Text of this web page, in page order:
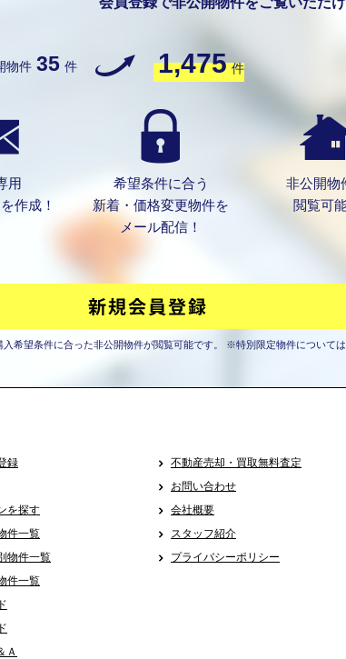
物件 35 件 1,475 件
用
作成！
希望条件に合う
新着・価格変更物件を
メール配信！
非公開物
閲覧可能
希望条件に合った非公開物件が閲覧可能です。 ※特別限定物件については
録
を探す
件一覧
物件一覧
件一覧
Ａ
不動産売却・買取無料査定
お問い合わせ
会社概要
スタッフ紹介
プライバシーポリシー